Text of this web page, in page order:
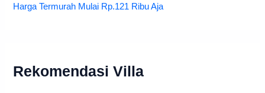
Harga Termurah Mulai Rp.121 Ribu Aja
Rekomendasi Villa